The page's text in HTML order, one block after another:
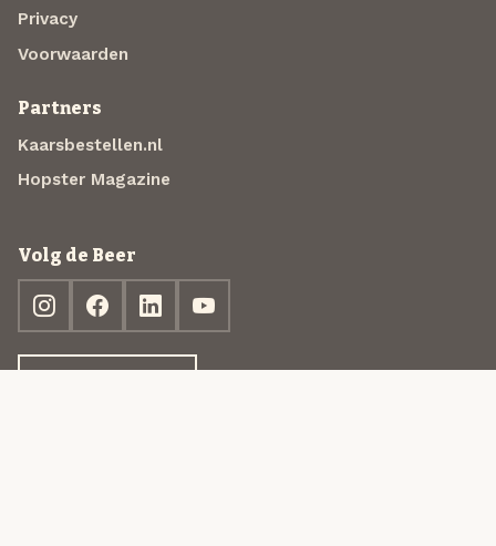
Privacy
Voorwaarden
Partners
Kaarsbestellen.nl
Hopster Magazine
Volg de Beer